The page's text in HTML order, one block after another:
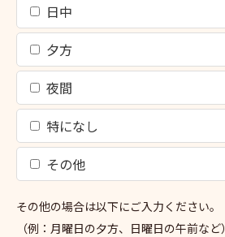
日中
夕方
夜間
特になし
その他
その他の場合は以下にご入力ください。
（例：月曜日の夕方、日曜日の午前など）